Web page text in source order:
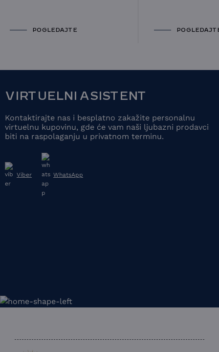
POGLEDAJTE
VIRTUELNI ASISTENT
Kontaktirajte nas i besplatno zakažite personalnu
virtuelnu kupovinu, gde će vam naši ljubazni prodavci
biti na raspolaganju u privatnom terminu.
Viber WhatsApp